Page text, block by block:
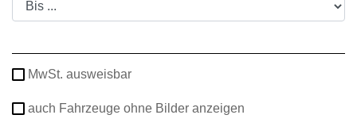
MwSt. ausweisbar
auch Fahrzeuge ohne Bilder anzeigen